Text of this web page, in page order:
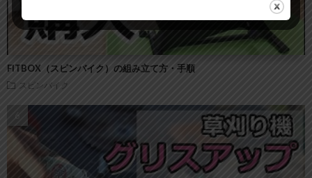
FITBOX（スピンバイク）の組み立て方・手順
スピンバイク